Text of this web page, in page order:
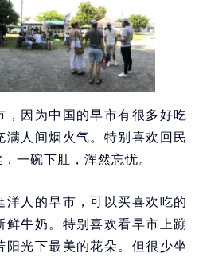
，因为中国的早市有很多好吃
满人间烟火气。特别喜欢回民
一碗下肚，浑然忘忧。
洋人的早市，可以买喜欢吃的
鲜牛奶。特别喜欢看早市上蹦
阳光下最美的花朵。但很少坐